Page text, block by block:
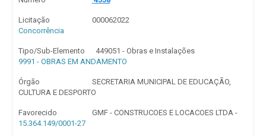
Licitação
000062022
Concorrência
Tipo/Sub-Elemento
449051 - Obras e Instalações
9991 - OBRAS EM ANDAMENTO
Órgão
SECRETARIA MUNICIPAL DE EDUCAÇÃO,
CULTURA E DESPORTO
Favorecido
GMF - CONSTRUCOES E LOCACOES LTDA -
15.364.149/0001-27